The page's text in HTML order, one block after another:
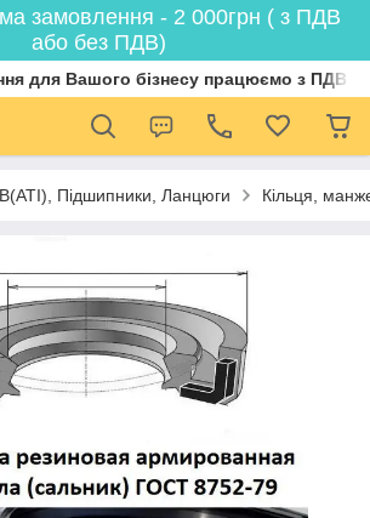
замовлення - 2 000грн ( з ПДВ
або без ПДВ)
для Вашого бізнесу працюємо з ПДВ
Пiдшипники, Ланцюги Кільця,